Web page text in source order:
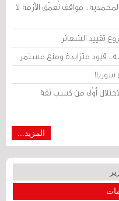
مواقف تُعمّق الأزمة لا
تقييد الشعائر
قيود متزايدة ومنع مستمر
سوريا!
أوْلى من كسب ثقة
المزيد...